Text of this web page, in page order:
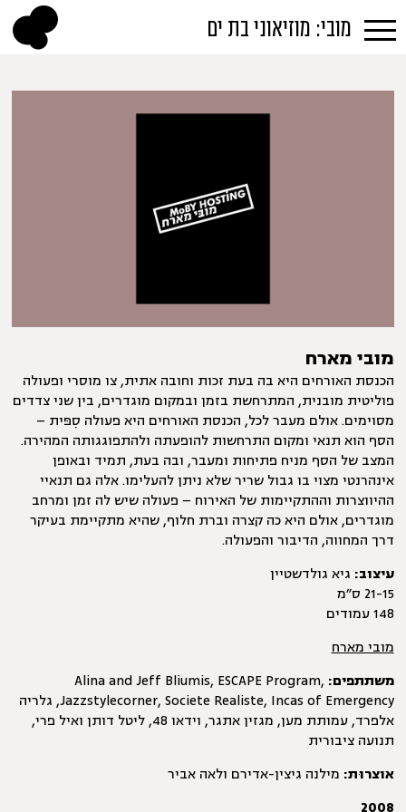
מובי: מוזיאוני בת ים
מובי מארח
הכנסת האורחים היא בה בעת זכות וחובה אתית, צו מוסרי ופעולה
פוליטית מובנית, המתרחשת בזמן ובמקום מוגדרים, בין שני צדדים
מסוימים. אולם מעבר לכל, הכנסת האורחים היא פעולה סִפּית –
הסף הוא תנאי ומקום התרחשות להופעתה ולהתפוגגותה המהירה.
המצב של הסף מניח פתיחות ומעבר, ובה בעת, תמיד ובאופן
אינהרנטי מצוי בו גבול שריר שלא ניתן להעלימו. אלה גם תנאיי
ההיווצרות וההתקיימות של האירוח – פעולה שיש לה זמן ומרחב
מוגדרים, אולם היא כה קצרה וברת חלוף, שהיא מתקיימת בעיקר
דרך המחווה, הדיבור והפעולה.
עיצוב: גיא גולדשטיין
21-15 ס״מ
148 עמודים
מובי מארח
משתתפים: Alina and Jeff Bliumis, ESCAPE Program,
Jazzstylecorner, Societe Realiste, Incas of Emergency, גלריה
אלפרד, עמותת מען, מגזין אתגר, וידאו 48, ליטל דותן ואיל פרי,
תנועה ציבורית
אוצרוּת: מילנה גיצין-אדירם ולאה אביר
2008